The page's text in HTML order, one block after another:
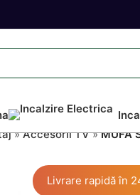
»Accesorii TV»MUFA
Livrare rapidă în